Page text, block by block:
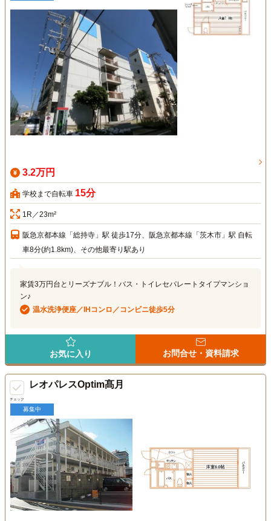
3.2万円
学校まで自転車 15分
1R／23m²
阪急京都本線「総持寺」駅 徒歩17分、阪急京都本線「茨木市」駅 自転
車8分(約1.8km)、その他最寄り駅あり
家賃3万円台とリーズナブル！バス・トイレセパレートタイプマンショ
ン♪
温水洗浄便座／IHコンロ／コンビニ徒歩5分
お気に入り お問合せ・資料請求
チェック
レオパレスOptim髙月
募集中